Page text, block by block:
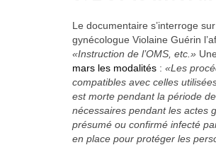
Le documentaire s’interroge
gynécologue Violaine Guérin
«Instruction de l’OMS, etc.»
mars les modalités : «Les
compatibles avec celles
est morte pendant la période
nécessaires pendant les actes
présumé ou confirmé infecté
en place pour protéger les